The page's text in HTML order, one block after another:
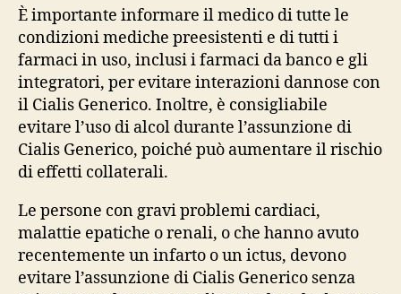
È importante informare il medico di tutte le
condizioni mediche preesistenti e di tutti i
farmaci in uso, inclusi i farmaci da banco e gli
integratori, per evitare interazioni dannose con
il Cialis Generico. Inoltre, è consigliabile
evitare l’uso di alcol durante l’assunzione di
Cialis Generico, poiché può aumentare il rischio
di effetti collaterali.
Le persone con gravi problemi cardiaci,
malattie epatiche o renali, o che hanno avuto
recentemente un infarto o un ictus, devono
evitare l’assunzione di Cialis Generico senza